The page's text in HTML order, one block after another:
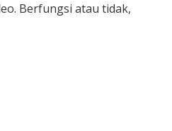
Berfungsi atau tidak,